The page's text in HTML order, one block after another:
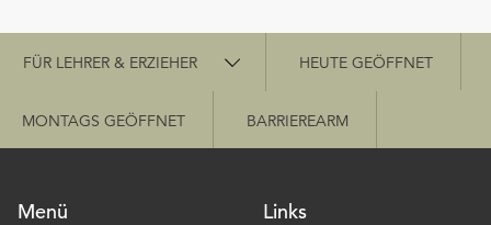
Schnellzugriff
FÜR LEHRER & ERZIEHER HEUTE GEÖFFNET
MONTAGS GEÖFFNET BARRIEREARM
Menü
Links